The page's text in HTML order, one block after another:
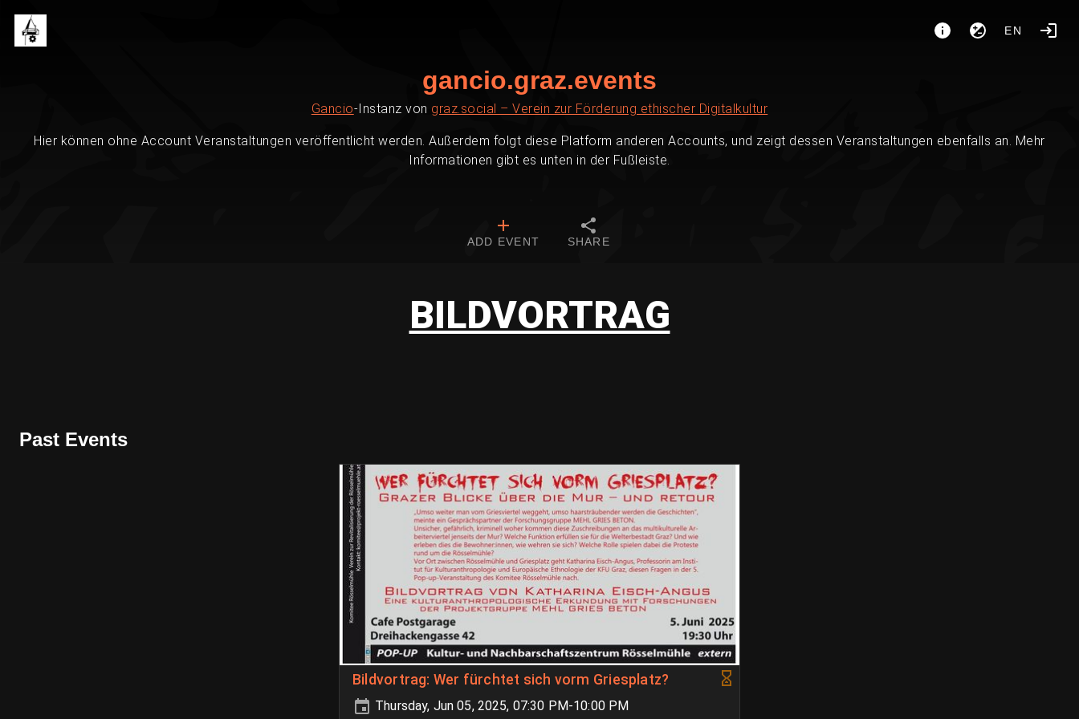
EN
gancio.graz.events
Gancio-Instanz von graz.social – Verein zur Förderung ethischer Digitalkultur
Hier können ohne Account Veranstaltungen veröffentlicht werden. Außerdem folgt diese Platform anderen Accounts, und zeigt dessen Veranstaltungen ebenfalls an. Mehr
Informationen gibt es unten in der Fußleiste.
ADD EVENT SHARE
BILDVORTRAG
Past Events
Bildvortrag: Wer fürchtet sich vorm Griesplatz?
Thursday, Jun 05, 2025, 07:30 PM-10:00 PM